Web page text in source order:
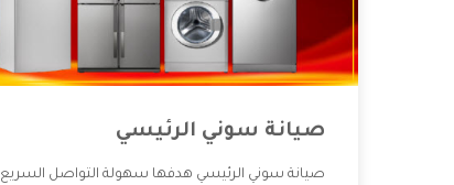
صيانة سوني الرئيسي
صيانة سوني الرئيسي هدفها سهولة التواصل السريع